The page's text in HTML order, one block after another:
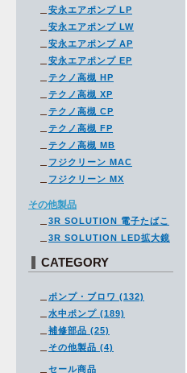
安永エアポンプ LP
安永エアポンプ LW
安永エアポンプ AP
安永エアポンプ EP
テクノ高槻 HP
テクノ高槻 XP
テクノ高槻 CP
テクノ高槻 FP
テクノ高槻 MB
フジクリーン MAC
フジクリーン MX
その他製品
3R SOLUTION 電子たばこ
3R SOLUTION LED拡大鏡
CATEGORY
ポンプ・ブロワ (132)
水中ポンプ (189)
補修部品 (25)
その他製品 (4)
セール商品